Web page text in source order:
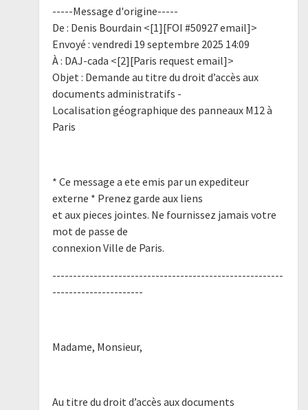
-----Message d'origine-----
De : Denis Bourdain <[1][FOI #50927 email]>
Envoyé : vendredi 19 septembre 2025 14:09
À : DAJ-cada <[2][Paris request email]>
Objet : Demande au titre du droit d’accès aux
documents administratifs -
Localisation géographique des panneaux M12 à
Paris
* Ce message a ete emis par un expediteur
externe * Prenez garde aux liens
et aux pieces jointes. Ne fournissez jamais votre
mot de passe de
connexion Ville de Paris.
--------------------------------------------------------
----------------------
Madame, Monsieur,
Au titre du droit d’accès aux documents